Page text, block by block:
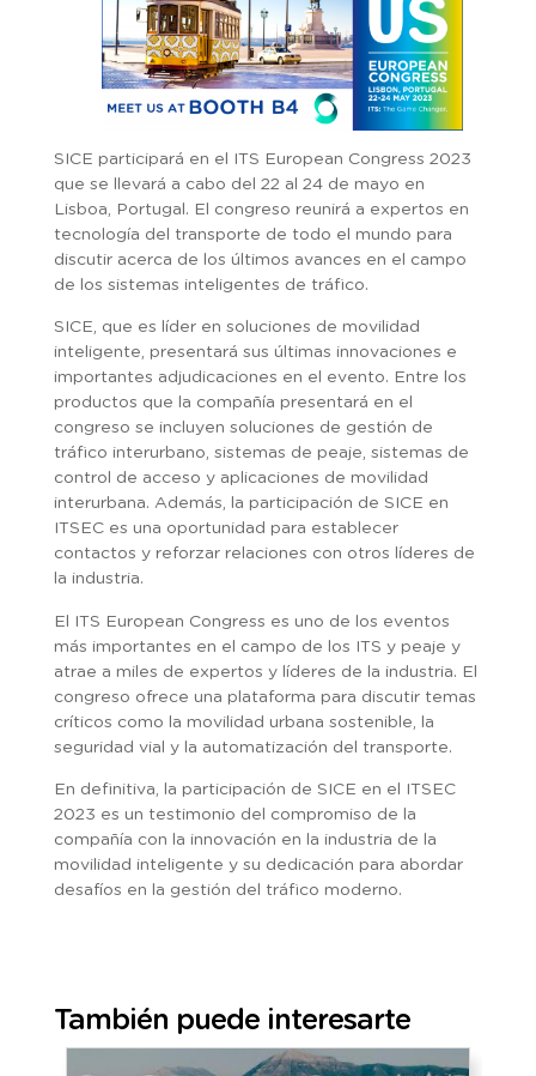
SICE participará en el ITS European Congress 2023
que se llevará a cabo del 22 al 24 de mayo en
Lisboa, Portugal. El congreso reunirá a expertos en
tecnología del transporte de todo el mundo para
discutir acerca de los últimos avances en el campo
de los sistemas inteligentes de tráfico.
SICE, que es líder en soluciones de movilidad
inteligente, presentará sus últimas innovaciones e
importantes adjudicaciones en el evento. Entre los
productos que la compañía presentará en el
congreso se incluyen soluciones de gestión de
tráfico interurbano, sistemas de peaje, sistemas de
control de acceso y aplicaciones de movilidad
interurbana. Además, la participación de SICE en
ITSEC es una oportunidad para establecer
contactos y reforzar relaciones con otros líderes de
la industria.
El ITS European Congress es uno de los eventos
más importantes en el campo de los ITS y peaje y
atrae a miles de expertos y líderes de la industria. El
congreso ofrece una plataforma para discutir temas
críticos como la movilidad urbana sostenible, la
seguridad vial y la automatización del transporte.
En definitiva, la participación de SICE en el ITSEC
2023 es un testimonio del compromiso de la
compañía con la innovación en la industria de la
movilidad inteligente y su dedicación para abordar
desafíos en la gestión del tráfico moderno.
También puede interesarte